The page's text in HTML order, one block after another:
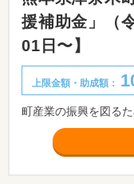
援補助金」（
01日〜】
上限金額・助成額：